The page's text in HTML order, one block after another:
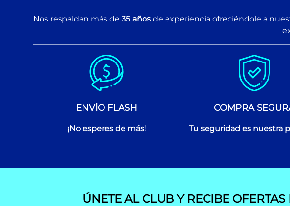
Nos respaldan más de 35 años de experiencia ofreciéndole a
ENVÍO FLASH
¡No esperes de más!
COMPRA
Tu seguridad es nuestra
ÚNETE AL CLUB Y RECIBE